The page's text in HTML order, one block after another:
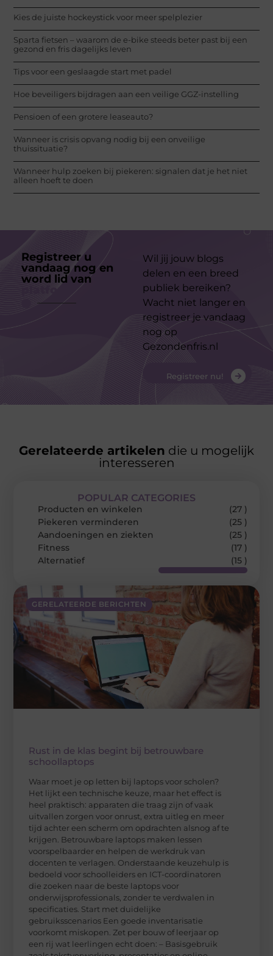
Kies de juiste hockeystick voor meer spelplezier
Sparta fietsen – waarom de e-bike steeds beter past bij een
gezond en fris dagelijks leven
Tips voor een geslaagde start met padel
Hoe beveiligers bijdragen aan een veilige GGZ-instelling
Pensioen of een grotere leaseauto?
Wanneer is crisis opvang nodig bij een onveilige
thuissituatie?
Wanneer hulp zoeken bij piekeren: signalen dat je het niet
alleen hoeft te doen
Registreer u
vandaag nog en
word lid van
Wil jij jouw blogs
delen en een breed
publiek bereiken?
Wacht niet langer en
registreer je vandaag
nog op
Gezondenfris.nl
Registreer nu!
Gerelateerde artikelen die u mogelijk
interesseren
GERELATEERDE BERICHTEN
Rust in de klas begint bij betrouwbare
schoollaptops
Waar moet je op letten bij laptops voor scholen?
Het lijkt een technische keuze, maar het effect is
heel praktisch: apparaten die traag zijn of vaak
uitvallen zorgen voor onrust, extra uitleg en meer
tijd achter een scherm om opdrachten alsnog af te
krijgen. Betrouwbare laptops maken lessen
voorspelbaarder en helpen de werkdruk van
docenten te verlagen. Onderstaande keuzehulp is
bedoeld voor schoolleiders en ICT-coordinatoren
die zoeken naar de beste laptops voor
onderwijsprofessionals, zonder te verdwalen in
specificaties. Start met duidelijke
gebruiksscenarios Een goede inventarisatie
voorkomt miskopen. Zet per bouw of leerjaar op
een rij wat leerlingen echt doen: – Basisgebruik
POPULAR CATEGORIES
Producten en winkelen
(27 )
Piekeren verminderen
(25 )
Aandoeningen en ziekten
(25 )
Fitness
(17 )
Alternatief
(15 )